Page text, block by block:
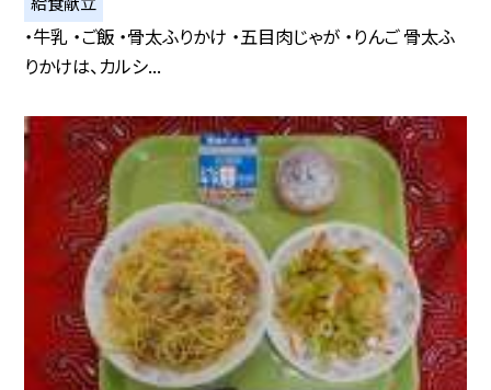
・牛乳 ・ご飯 ・骨太ふりかけ ・五目肉じゃが ・りんご 骨太ふ
りかけは、カルシ...